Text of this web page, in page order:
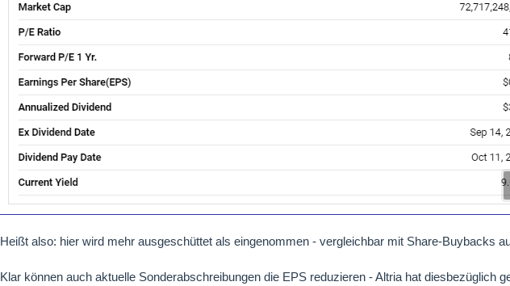
Heißt also: hier wird mehr ausgeschüttet als eingenommen - vergleichbar mit Share-Buybacks
Klar können auch aktuelle Sonderabschreibungen die EPS reduzieren - Altria hat diesbezüglich